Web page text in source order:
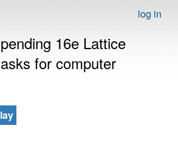
log in
16e Lattice
for computer